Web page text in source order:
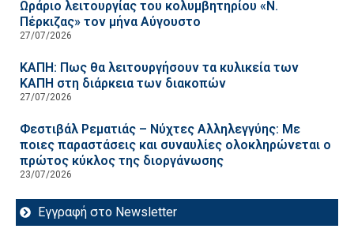
Ωράριο λειτουργίας του κολυμβητηρίου «Ν.
Πέρκιζας» τον μήνα Αύγουστο
27/07/2026
ΚΑΠΗ: Πως θα λειτουργήσουν τα κυλικεία των
ΚΑΠΗ στη διάρκεια των διακοπών
27/07/2026
Φεστιβάλ Ρεματιάς – Νύχτες Αλληλεγγύης: Με
ποιες παραστάσεις και συναυλίες ολοκληρώνεται ο
πρώτος κύκλος της διοργάνωσης
23/07/2026
Εγγραφή στο Newsletter